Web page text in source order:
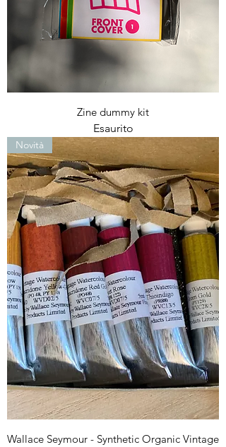
Zine dummy kit
Esaurito
Novità
Wallace Seymour - Synthetic Organic Vintage